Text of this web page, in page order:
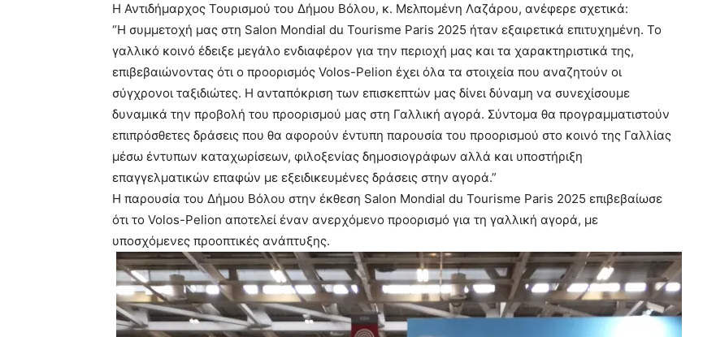
Η Αντιδήμαρχος Τουρισμού του Δήμου Βόλου, κ. Μελπομένη Λαζάρου, ανέφερε σχετικά:
“Η συμμετοχή μας στη Salon Mondial du Tourisme Paris 2025 ήταν εξαιρετικά επιτυχημένη. Το
γαλλικό κοινό έδειξε μεγάλο ενδιαφέρον για την περιοχή μας και τα χαρακτηριστικά της,
επιβεβαιώνοντας ότι ο προορισμός Volos-Pelion έχει όλα τα στοιχεία που αναζητούν οι
σύγχρονοι ταξιδιώτες. Η ανταπόκριση των επισκεπτών μας δίνει δύναμη να συνεχίσουμε
δυναμικά την προβολή του προορισμού μας στη Γαλλική αγορά. Σύντομα θα προγραμματιστούν
επιπρόσθετες δράσεις που θα αφορούν έντυπη παρουσία του προορισμού στο κοινό της Γαλλίας
μέσω έντυπων καταχωρίσεων, φιλοξενίας δημοσιογράφων αλλά και υποστήριξη
επαγγελματικών επαφών με εξειδικευμένες δράσεις στην αγορά.”
Η παρουσία του Δήμου Βόλου στην έκθεση Salon Mondial du Tourisme Paris 2025 επιβεβαίωσε
ότι το Volos-Pelion αποτελεί έναν ανερχόμενο προορισμό για τη γαλλική αγορά, με
υποσχόμενες προοπτικές ανάπτυξης.